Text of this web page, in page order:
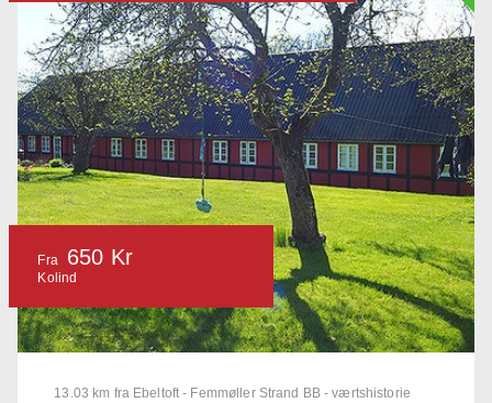
13.03 km fra Ebeltoft - Femmøller Strand BB - værtshistorie
Fra 650 Kr
Kolind